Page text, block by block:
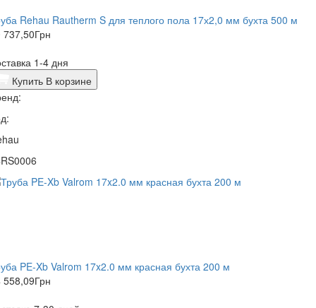
Rehau Rautherm S для теплого пола 17х2,0 мм бухта 500 м
737,50Грн
1-4 дня
Купить В корзине
PE-Xb Valrom 17x2.0 мм красная бухта 200 м
558,09Грн